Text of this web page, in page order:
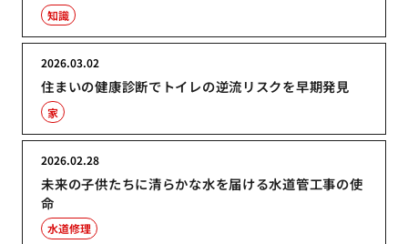
知識
住まいの健康診断でトイレの逆流リスクを早期発見
2026.03.02
家
未来の子供たちに清らかな水を届ける水道管工事の使
命
2026.02.28
水道修理